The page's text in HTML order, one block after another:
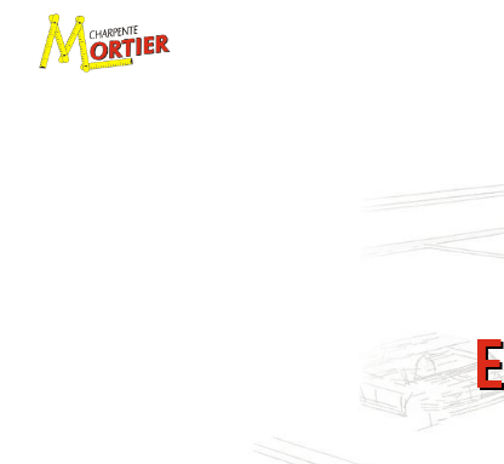
Panneau de gestion des cookies